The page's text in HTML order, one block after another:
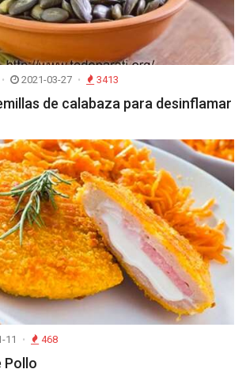
2021-03-27 3413
de calabaza para desinflamar
11 468
Pollo